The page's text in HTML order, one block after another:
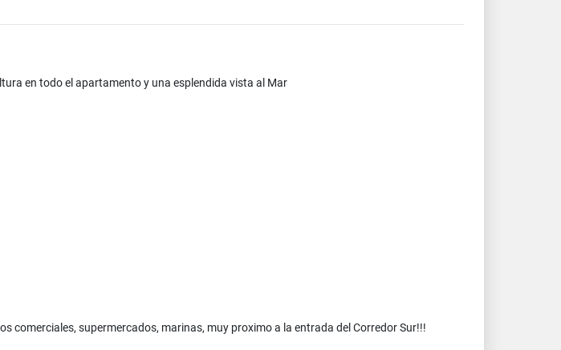
en todo el apartamento y una esplendida vista al Mar
comerciales, supermercados, marinas, muy proximo a la entrada del Corredor Sur!!!